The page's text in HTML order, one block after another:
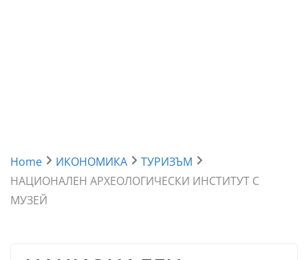
Home ИКОНОМИКА
ТУРИЗЪМ
НАЦИОНАЛЕН АРХЕОЛОГИЧЕСКИ ИНСТИТУТ С
МУЗЕЙ